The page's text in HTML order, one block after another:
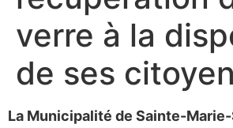
verre à la
de ses
La Municipalité de Sainte-